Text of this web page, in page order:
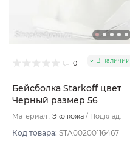
0 В наличии
Бейсболка Starkoff цвет
Черный размер 56
Материал : Эко кожа
Подклад:
Код товара: STA00200116467